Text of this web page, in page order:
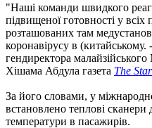
"Наші команди швидкого
підвищеної готовності у всіх
розташованих там
коронавірусу в (китайському. -
гендиректора
Хішама Абдула газета The Star
За його словами, у
встановлено теплові
температури в пасажирів.